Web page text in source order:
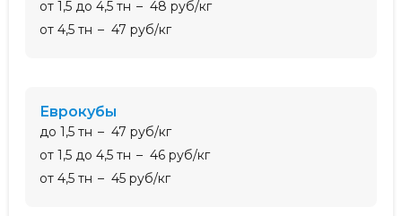
от 1,5 до 4,5 тн
48 руб/кг
от 4,5 тн
47 руб/кг
еврокубы
до 1,5 тн
47 руб/кг
от 1,5 до 4,5 тн
46 руб/кг
от 4,5 тн
45 руб/кг